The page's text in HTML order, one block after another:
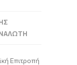
Επιτροπή